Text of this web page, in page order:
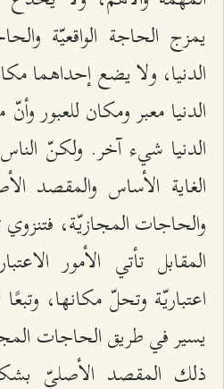
يمزج الحاجة الواقعيّة
الدنيا، ولا يضع إحداهما
الدنيا معبر ومكان للعبور
الدنيا شيء آخر. ولكنّ
الغاية الأساس والمقصد
والحاجات المجازيّة،
المقابل تأتي الأمور
اعتباريّة وتحلّ مكانها،
يسير في طريق الحاجات
ذلك المقصد الأصليّ